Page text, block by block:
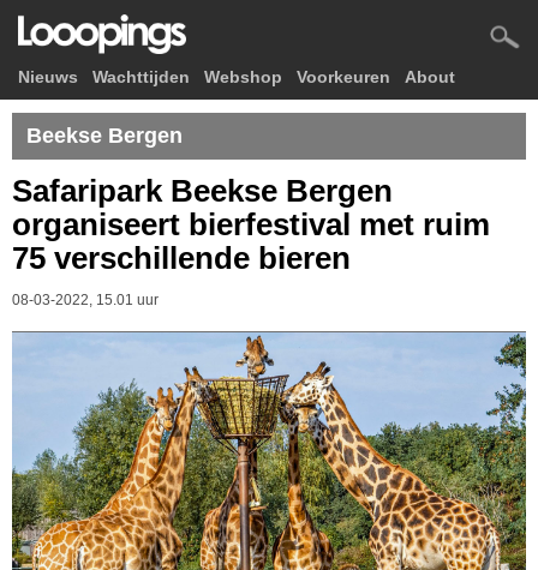
Nieuws Wachttijden Webshop Voorkeuren About
Beekse Bergen
Safaripark Beekse Bergen
organiseert bierfestival met ruim
75 verschillende bieren
08-03-2022, 15.01 uur